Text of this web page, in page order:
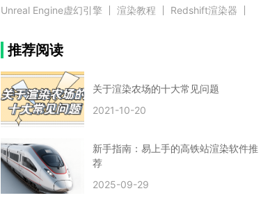
Unreal Engine虚幻引擎
渲染教程
Redshift渲染器
推荐阅读
3D模型教程
云渲染农场使用教程
渲染图黑色
云渲染农场价格
建筑效果图渲染
渲染速度慢
贴图教程
CG角色制作心得
动画渲染 在线渲染
渲染技巧
雕刻3D模型
Blender云端渲染
maya渲染 CG动画
动画制作
Blender
CG渲染 渲染农场
3dmax云端渲染
渲染图
CG原画
推荐阅读
关于渲染农场的十大常见问题
2021-10-20
新手指南：易上手的高铁站渲染软件推
荐
2025-09-29